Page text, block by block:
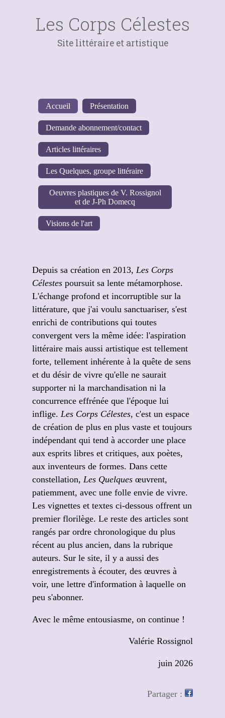
Les Corps Célestes
Site littéraire et artistique
Accueil Présentation
Demande abonnement/contact
Articles littéraires
Les Quelques, groupe littéraire
Oeuvres plastiques de V. Rossignol
et de J-Ph Domecq
Visions de l'art
Depuis sa création en 2013, Les Corps
Célestes poursuit sa lente métamorphose.
L'échange profond et incorruptible sur la
littérature, que j'ai voulu sanctuariser, s'est
enrichi de contributions qui toutes
convergent vers la même idée: l'aspiration
littéraire mais aussi artistique est tellement
forte, tellement inhérente à la quête de sens
et du désir de vivre qu'elle ne saurait
supporter ni la marchandisation ni la
concurrence effrénée que l'époque lui
inflige. Les Corps Célestes, c'est un espace
de création de plus en plus vaste et toujours
indépendant qui tend à accorder une place
aux esprits libres et critiques, aux poètes,
aux inventeurs de formes. Dans cette
constellation, Les Quelques œuvrent,
patiemment, avec une folle envie de vivre.
Les vignettes et textes ci-dessous offrent un
premier florilège. Le reste des articles sont
rangés par ordre chronologique du plus
récent au plus ancien, dans la rubrique
auteurs. Sur le site, il y a aussi des
enregistrements à écouter, des œuvres à
voir, une lettre d'information à laquelle on
peu s'abonner.
Avec le même entousiasme, on continue !
Valérie Rossignol
juin 2026
Partager :